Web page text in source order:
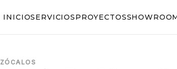
INICIOSERVICIOSPROYECTOS
ZÓCALOS